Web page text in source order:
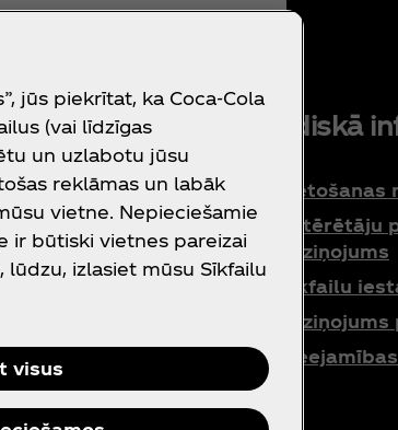
palīdzība?
Vietnes karte
Sazināšanās ar mums
Juridiskā
Lietošanas
Patērētāju
paziņojums
Sīkfailu
jūs piekrītat, ka Coca‑Cola
(vai līdzīgas
un uzlabotu jūsu
reklāmas un labāk
vietne. Nepieciešamie
ir būtiski vietnes pareizai
lūdzu, izlasiet mūsu Sīkfailu
visus